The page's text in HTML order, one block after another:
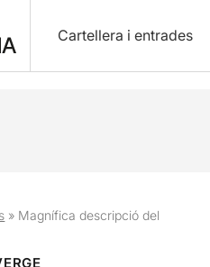
Cartellera i entrades
» Magnífica descripció del